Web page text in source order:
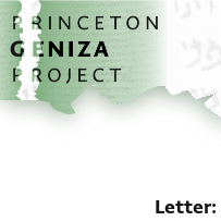
Skip to main content
home
Letter